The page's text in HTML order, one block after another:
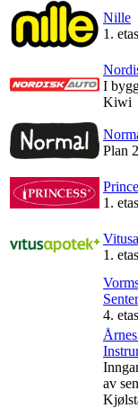
Nille
1.
I
Kiwi
Plan
1.
1.
Senter
4.
av